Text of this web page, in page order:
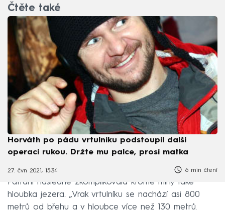
Čtěte také
Horváth po pádu vrtulníku podstoupil další
operaci rukou. Držte mu palce, prosí matka
27. čvn 2021, 15:34 6 min čtení
Pátrání následně zkomplikovala kromě mlhy také
hloubka jezera. „Vrak vrtulníku se nachází asi 800
metrů od břehu a v hloubce více než 130 metrů.